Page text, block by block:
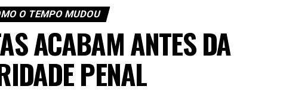
O TEMPO MUDOU
ACABAM ANTES DA
PENAL